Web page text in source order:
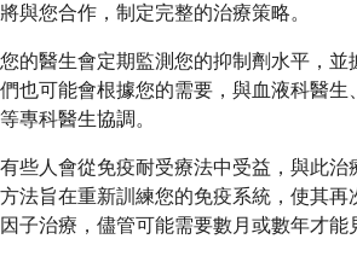
將與您合作，制定完整的治療策略。
您的醫生會定期監測您的抑制劑水平，並
們也可能會根據您的需要，與血液科醫生
等專科醫生協調。
有些人會從免疫耐受療法中受益，與此治
方法旨在重新訓練您的免疫系統，使其再
因子治療，儘管可能需要數月或數年才能